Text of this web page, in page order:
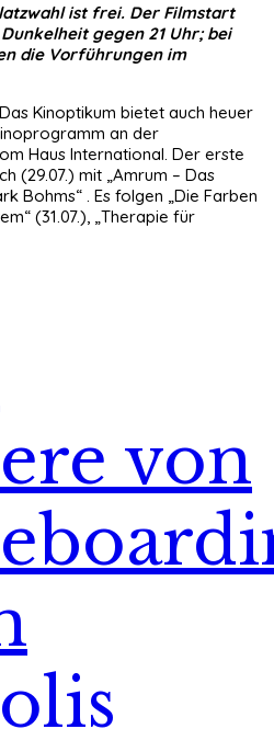
ist frei. Der Filmstart
gegen 21 Uhr; bei
die Vorführungen im
Kinoptikum bietet auch heuer
an der
Haus International. Der erste
(29.07.) mit „Amrum – Das
Bohms“ . Es folgen „Die Farben
(31.07.), „Therapie für
von